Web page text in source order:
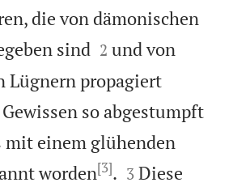
die von dämonischen
sind 

2 und von
Lügnern propagiert
so abgestumpft
mit einem glühenden
worden[3]. 

3 Diese